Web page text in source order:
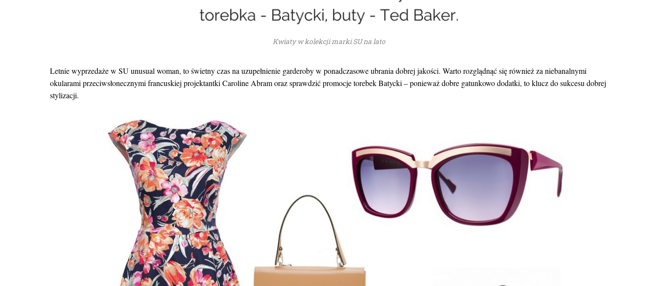
Kwiaty w kolekcji marki SU na lato
Letnie wyprzedaże w SU unusual woman, to świetny czas na uzupełnienie garderoby w ponadczasowe ubrania dobrej jakości. Warto rozglądnąć się również za niebanalnymi
okularami przeciwsłonecznymi francuskiej projektantki Caroline Abram oraz sprawdzić promocje torebek Batycki – ponieważ dobre gatunkowo dodatki, to klucz do sukcesu dobrej
stylizacji.